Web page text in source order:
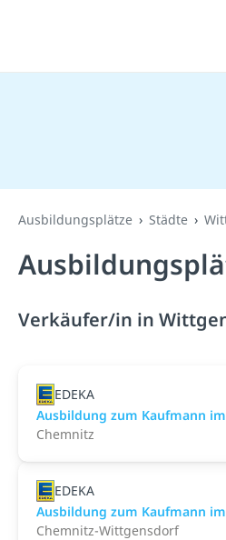
Ausbildungsplätze Städte
Verkäufer/in in
EDEKA
Ausbildung zum Kaufmann
Chemnitz
EDEKA
Ausbildung zum Kaufmann
Chemnitz-Wittgensdorf